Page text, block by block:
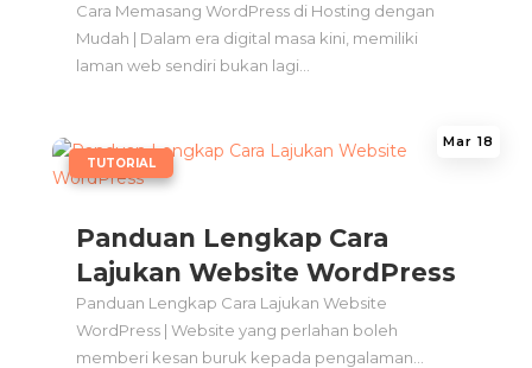
Cara Memasang WordPress di Hosting dengan
Mudah | Dalam era digital masa kini, memiliki
laman web sendiri bukan lagi...
Panduan Lengkap Cara
Lajukan Website WordPress
Mar 18
TUTORIAL
Panduan Lengkap Cara Lajukan Website
WordPress | Website yang perlahan boleh
memberi kesan buruk kepada pengalaman...